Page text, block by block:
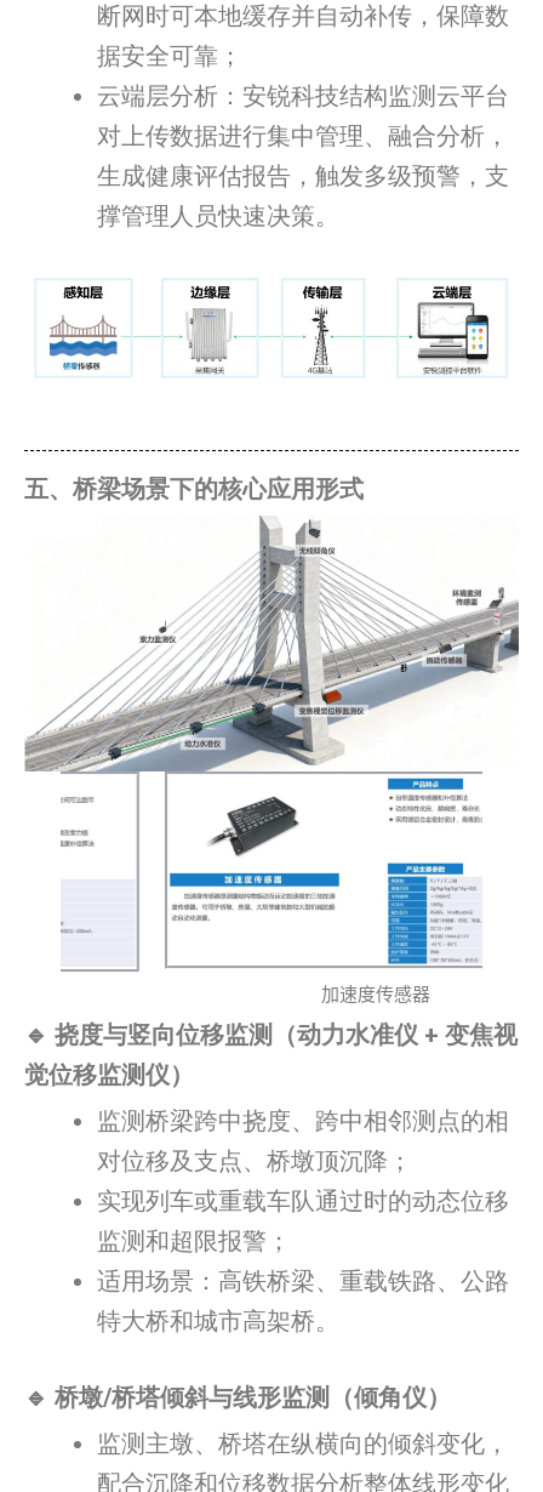
断网时可本地缓存并自动补传，保障数
据安全可靠；
云端层分析：安锐科技结构监测云平台
对上传数据进行集中管理、融合分析，
生成健康评估报告，触发多级预警，支
撑管理人员快速决策。
五、桥梁场景下的核心应用形式
加速度传感器
🔹 挠度与竖向位移监测（动力水准仪 + 变焦视
觉位移监测仪）
监测桥梁跨中挠度、跨中相邻测点的相
对位移及支点、桥墩顶沉降；
实现列车或重载车队通过时的动态位移
监测和超限报警；
适用场景：高铁桥梁、重载铁路、公路
特大桥和城市高架桥。
🔹 桥墩/桥塔倾斜与线形监测（倾角仪）
监测主墩、桥塔在纵横向的倾斜变化，
配合沉降和位移数据分析整体线形变化